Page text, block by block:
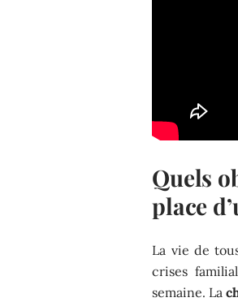
Quels
place
La vie de
crises
semaine. La